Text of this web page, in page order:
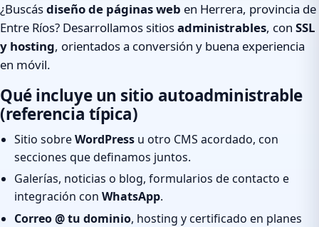
¿Buscásdiseño de páginas web en Herrera, provincia de
Entre Ríos? Desarrollamos sitiosadministrables, con SSL
y hosting, orientados a conversión y buena experiencia
en móvil.
Qué incluye un sitio autoadministrable
(referencia típica)
Sitio sobreWordPress u otro CMS acordado, con
secciones que definamos juntos.
Galerías, noticias o blog, formularios de contacto e
integración con WhatsApp.
Correo @ tu dominio, hosting y certificado en planes